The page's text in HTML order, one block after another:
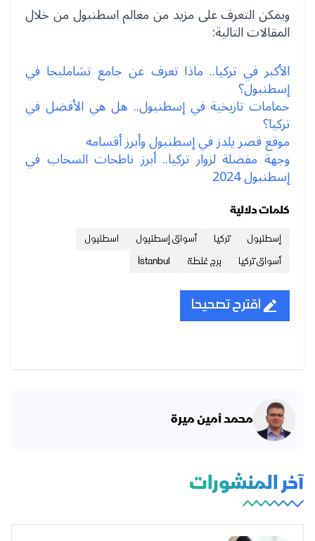
ويمكن التعرف على مزيد من معالم اسطنبول من خلال
المقالات التالية:
الأكبر في تركيا.. ماذا تعرف عن جامع تشامليجا في
إسطنبول؟
حمامات تاريخية في إسطنبول.. هل هي الأفضل في
تركيا؟
موقع قصر يلدز في إسطنبول وأبرز أقسامه
وجهة مفضلة لزوار تركيا.. أبرز ناطحات السحاب في
إسطنبول 2024
كلمات دلالية
إسطنبول تركيا أسواق إسطنبول
اسطنبول
أسواق تركيا
برج غلطة İstanbul
اقترح تصحيحا
محمد أمين ميرة
آخر المنشورات